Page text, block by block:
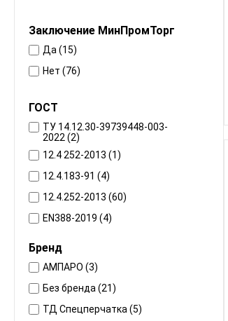
Заключение МинПромТорг
Да (15)
Нет (76)
ГОСТ
ТУ 14.12.30-39739448-003-
2022 (2)
12.4 252-2013 (1)
12.4.183-91 (4)
12.4.252-2013 (60)
EN388-2019 (4)
Бренд
АМПАРО (3)
Без бренда (21)
ТД Спецперчатка (5)